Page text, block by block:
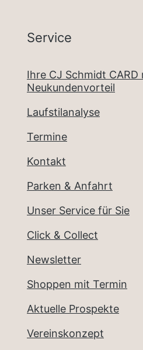
Service
Ihre CJ Schmidt CARD
Neukundenvorteil
Laufstilanalyse
Termine
Kontakt
Parken & Anfahrt
Unser Service für Sie
Click & Collect
Newsletter
Shoppen mit Termin
Aktuelle Prospekte
Vereinskonzept